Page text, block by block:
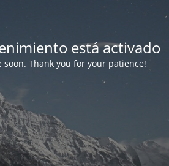
está activado
Thank you for your patience!